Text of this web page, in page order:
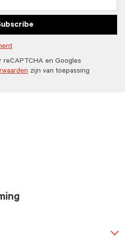
reCAPTCHA en Googles
zijn van toepassing